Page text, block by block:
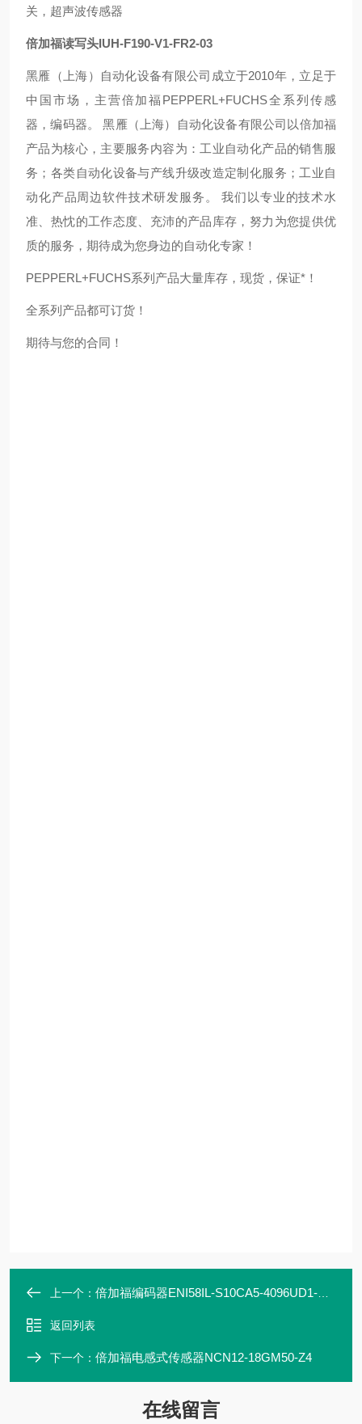
关，超声波传感器
倍加福读写头IUH-F190-V1-FR2-03
黑雁（上海）自动化设备有限公司成立于2010年，立足于
中国市场，主营倍加福PEPPERL+FUCHS全系列传感
器，编码器。 黑雁（上海）自动化设备有限公司以倍加福
产品为核心，主要服务内容为：工业自动化产品的销售服
务；各类自动化设备与产线升级改造定制化服务；工业自
动化产品周边软件技术研发服务。 我们以专业的技术水
准、热忱的工作态度、充沛的产品库存，努力为您提供优
质的服务，期待成为您身边的自动化专家！
PEPPERL+FUCHS系列产品大量库存，现货，保证*！
全系列产品都可订货！
期待与您的合同！
上一个： 倍加福编码器ENI58IL-S10CA5-4096UD1-RC1
返回列表
下一个： 倍加福电感式传感器NCN12-18GM50-Z4
在线留言